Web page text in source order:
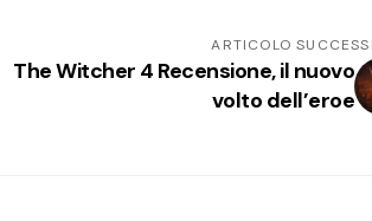
ARTICOLO
The Witcher 4 Recensione, il nuovo
volto dell’eroe